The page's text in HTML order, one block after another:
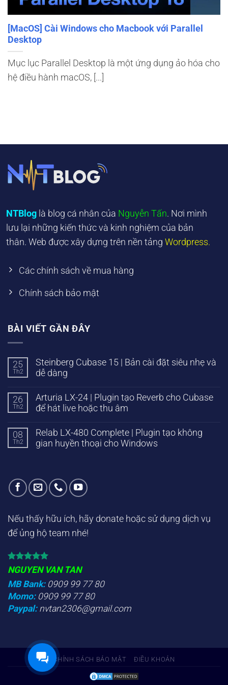
[MacOS] Cài Windows cho Macbook với Parallel
Desktop
Mục lục Parallel Desktop là một ứng dụng ảo hóa cho
hệ điều hành macOS, [...]
NTBlog là blog cá nhân của Nguyễn Tấn. Nơi mình
lưu lại những kiến thức và kinh nghiệm của bản
thân. Web được xây dựng trên nền tảng Wordpress.
Các chính sách về mua hàng
Chính sách bảo mật
BÀI VIẾT GẦN ĐÂY
25
Th2
Steinberg Cubase 15 | Bản cài đặt siêu nhẹ và
dễ dàng
26
Th2
Arturia LX-24 | Plugin tạo Reverb cho Cubase
để hát live hoặc thu âm
08
Th2
Relab LX-480 Complete | Plugin tạo không
gian huyền thoại cho Windows
Nếu thấy hữu ích, hãy donate hoặc sử dụng dịch vụ
để ủng hộ team nhé!
NGUYEN VAN TAN
MB Bank:0909 99 77 80
Momo:0909 99 77 80
Paypal:nvtan2306@gmail.com
CHÍNH SÁCH BẢO MẬT ĐIỀU KHOẢN